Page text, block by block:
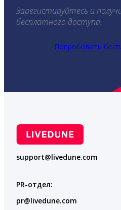
Зарегистируйтесь и
бесплатного доступа.
Попробовать
support@livedune.com
PR-отдел:
pr@livedune.com